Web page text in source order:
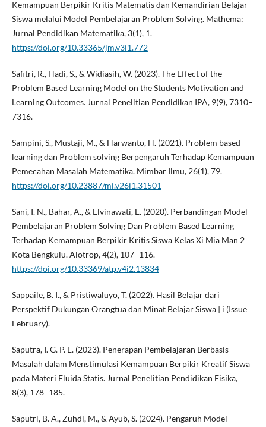
Kemampuan Berpikir Kritis Matematis dan Kemandirian Belajar
Siswa melalui Model Pembelajaran Problem Solving. Mathema:
Jurnal Pendidikan Matematika, 3(1), 1.
https://doi.org/10.33365/jm.v3i1.772
Safitri, R., Hadi, S., & Widiasih, W. (2023). The Effect of the
Problem Based Learning Model on the Students Motivation and
Learning Outcomes. Jurnal Penelitian Pendidikan IPA, 9(9), 7310–
7316.
Sampini, S., Mustaji, M., & Harwanto, H. (2021). Problem based
learning dan Problem solving Berpengaruh Terhadap Kemampuan
Pemecahan Masalah Matematika. Mimbar Ilmu, 26(1), 79.
https://doi.org/10.23887/mi.v26i1.31501
Sani, I. N., Bahar, A., & Elvinawati, E. (2020). Perbandingan Model
Pembelajaran Problem Solving Dan Problem Based Learning
Terhadap Kemampuan Berpikir Kritis Siswa Kelas Xi Mia Man 2
Kota Bengkulu. Alotrop, 4(2), 107–116.
https://doi.org/10.33369/atp.v4i2.13834
Sappaile, B. I., & Pristiwaluyo, T. (2022). Hasil Belajar dari
Perspektif Dukungan Orangtua dan Minat Belajar Siswa | i (Issue
February).
Saputra, I. G. P. E. (2023). Penerapan Pembelajaran Berbasis
Masalah dalam Menstimulasi Kemampuan Berpikir Kreatif Siswa
pada Materi Fluida Statis. Jurnal Penelitian Pendidikan Fisika,
8(3), 178–185.
Saputri, B. A., Zuhdi, M., & Ayub, S. (2024). Pengaruh Model